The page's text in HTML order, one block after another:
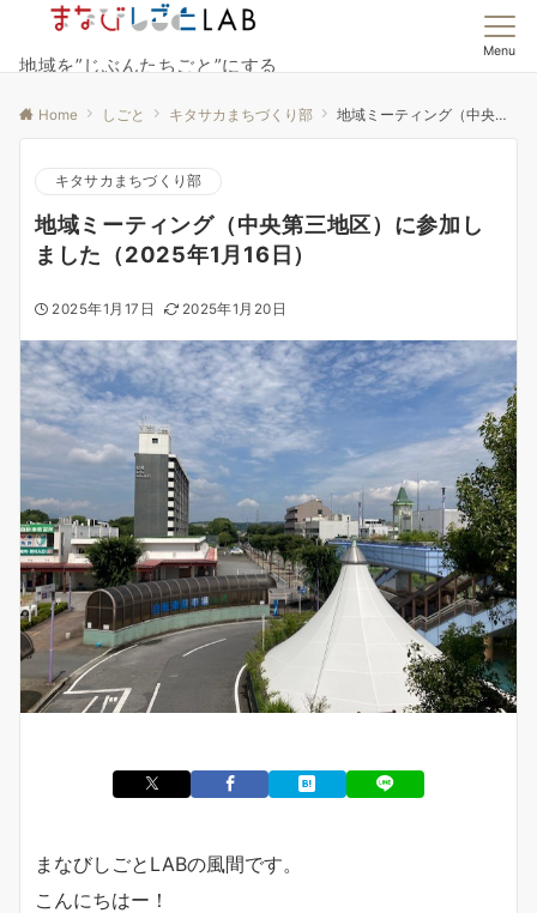
地域を”じぶんたちごと”にする
Menu
Home しごと キタサカまちづくり部 地域ミーティング（中央第三地区）に参加しました（2025年1月16日）
キタサカまちづくり部
地域ミーティング（中央第三地区）に参加し
ました（2025年1月16日）
2025年1月17日 2025年1月20日
まなびしごとLABの風間です。
こんにちはー！